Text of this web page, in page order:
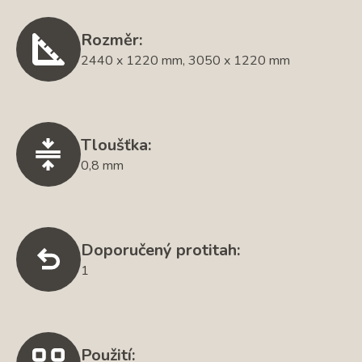
Rozměr:
2440 x 1220 mm, 3050 x 1220 mm
Tloušťka:
0,8 mm
Doporučený protitah:
1
Použití: